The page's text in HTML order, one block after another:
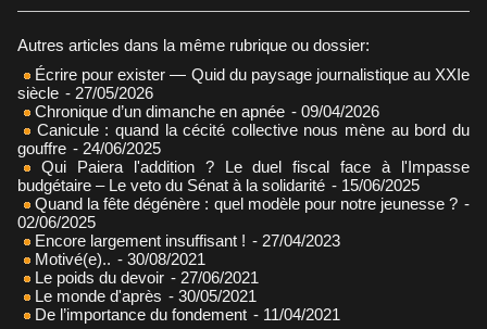
Autres articles dans la même rubrique ou dossier:
Écrire pour exister — Quid du paysage journalistique au XXIe
siècle - 27/05/2026
Chronique d’un dimanche en apnée - 09/04/2026
Canicule : quand la cécité collective nous mène au bord du
gouffre - 24/06/2025
Qui Paiera l'addition ? Le duel fiscal face à l'Impasse
budgétaire – Le veto du Sénat à la solidarité - 15/06/2025
Quand la fête dégénère : quel modèle pour notre jeunesse ? -
02/06/2025
Encore largement insuffisant ! - 27/04/2023
Motivé(e).. - 30/08/2021
Le poids du devoir - 27/06/2021
Le monde d'après - 30/05/2021
De l’importance du fondement - 11/04/2021